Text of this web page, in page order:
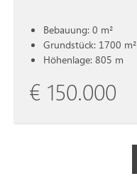
Bebauung: 0 m²
Grundstück: 1700 m²
Höhenlage: 805 m
€ 150.000